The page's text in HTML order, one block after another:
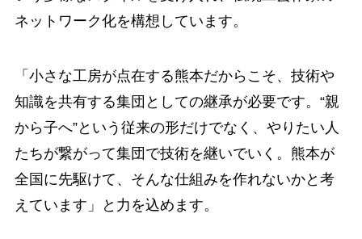
ネットワーク化を構想しています。
「小さな工房が点在する熊本だからこそ、技術や
知識を共有する集団としての継承が必要です。“親
から子へ”という従来の形だけでなく、やりたい人
たちが繋がって集団で技術を継いでいく。熊本が
全国に先駆けて、そんな仕組みを作れないかと考
えています」と力を込めます。